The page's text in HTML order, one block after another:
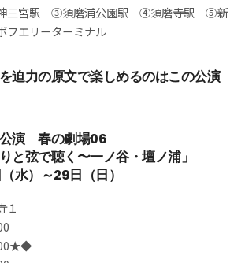
三宮駅 ③須磨浦公園駅 ④須磨寺駅 ⑤新
エリーターミナル
力の原文で楽しめるのはこの公演
演 春の劇場06
と弦で聴く〜一ノ谷・壇ノ浦」
水）～29日（日）
１